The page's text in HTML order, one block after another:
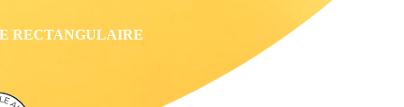
RECTANGULAIRE